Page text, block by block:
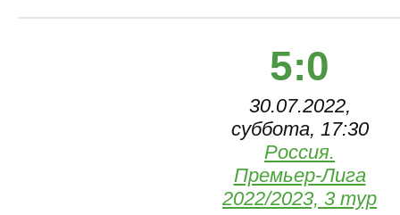
5:0
30.07.2022,
суббота, 17:30
Россия.
Премьер-Лига
2022/2023, 3 тур